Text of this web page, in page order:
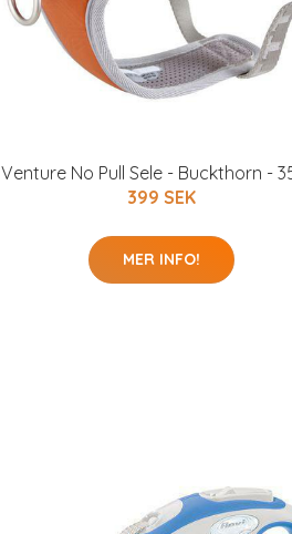
Venture No Pull Sele - Buckthorn -
399 SEK
MER INFO!